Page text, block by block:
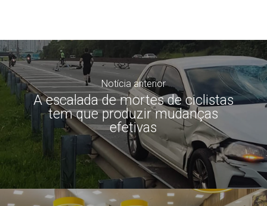
Notícia anterior
A escalada de mortes de ciclistas
tem que produzir mudanças
efetivas